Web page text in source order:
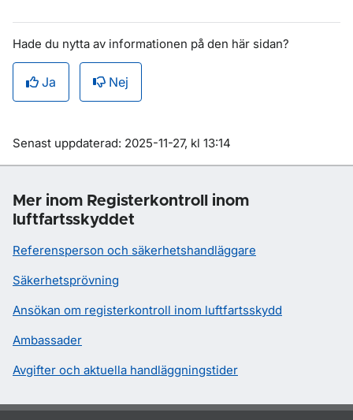
Hade du nytta av informationen på den här sidan?
Ja Nej
Om sidan
Senast uppdaterad: 2025-11-27, kl 13:14
Mer inom Registerkontroll inom
luftfartsskyddet
Referensperson och säkerhetshandläggare
Säkerhetsprövning
Ansökan om registerkontroll inom luftfartsskydd
Ambassader
Avgifter och aktuella handläggningstider